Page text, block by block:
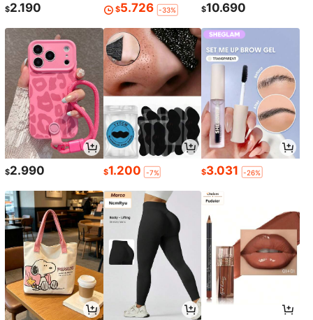
$2.190 $5.726 -33% $10.690
$2.990 $1.200 -7% $3.031 -26%